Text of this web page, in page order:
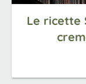
Le ricette